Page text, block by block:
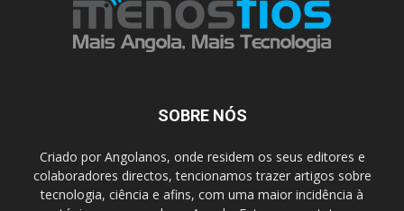
SOBRE NÓS
Criado por Angolanos, onde residem os seus editores e
colaboradores directos, tencionamos trazer artigos sobre
tecnologia, ciência e afins, com uma maior incidência à